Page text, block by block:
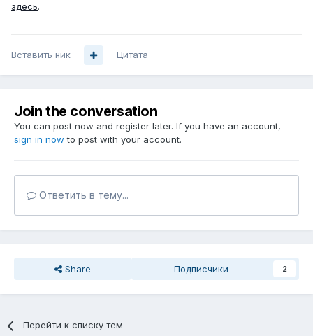
здесь.
Вставить ник Цитата
Join the conversation
You can post now and register later. If you have an account,
sign in now to post with your account.
Ответить в тему...
Share Подписчики 2
Перейти к списку тем